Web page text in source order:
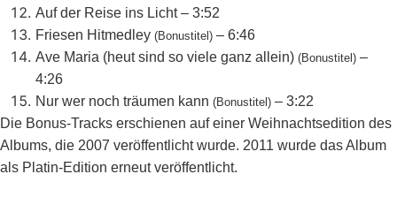
Auf der Reise ins Licht – 3:52
Friesen Hitmedley (Bonustitel) – 6:46
Ave Maria (heut sind so viele ganz allein) (Bonustitel) –
4:26
Nur wer noch träumen kann (Bonustitel) – 3:22
Die Bonus-Tracks erschienen auf einer Weihnachtsedition des
Albums, die 2007 veröffentlicht wurde. 2011 wurde das Album
als Platin-Edition erneut veröffentlicht.